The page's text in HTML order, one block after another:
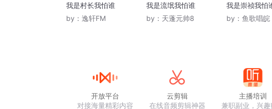
我是村长我怕谁
by： 逸轩FM
我是流氓我怕谁
by： 天蓬元帅8
我是崇祯我怕
by： 鱼歌唱皖
开放平台
对接海量精彩内容
云剪辑
在线音频剪辑神器
主播培训
兼职副业，兴趣